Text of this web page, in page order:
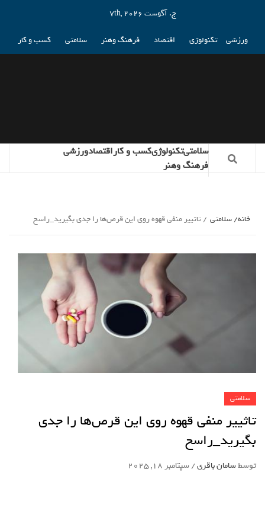
ج. آگوست 7th, 2026
ورزشی تکنولوژی اقتصاد فرهنگ وهنر سلامتی کسب و کار
سلامتیتکنولوژیکسب و کاراقتصادورزشی
فرهنگ وهنر
خانه سلامتی تاثییر منفی قهوه روی این قرص‌ها را جدی بگیرید_راسخ
سلامتی
تاثییر منفی قهوه روی این قرص‌ها را جدی
بگیرید_راسخ
توسطسامان باقری/سپتامبر 18, 2025